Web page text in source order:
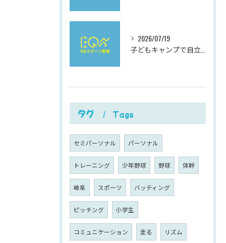
2026/07/19
タグ Tags
セミパーソナル パーソナル
トレーニング 少年野球 野球 体幹
岐阜 スポーツ バッティング
ピッチング 小学生
コミュニケーション 走る リズム